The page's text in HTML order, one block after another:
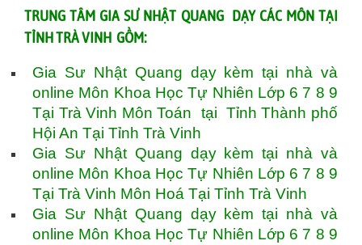
TRUNG TÂM GIA SƯ NHẬT QUANG DẠY CÁC MÔN TẠI
TỈNH TRÀ VINH GỒM:
Gia Sư Nhật Quang dạy kèm tại nhà và
online Môn Khoa Học Tự Nhiên Lớp 6 7 8 9
Tại Trà Vinh Môn Toán tại Tỉnh Thành phố
Hội An Tại Tỉnh Trà Vinh
Gia Sư Nhật Quang dạy kèm tại nhà và
online Môn Khoa Học Tự Nhiên Lớp 6 7 8 9
Tại Trà Vinh Môn Hoá Tại Tỉnh Trà Vinh
Gia Sư Nhật Quang dạy kèm tại nhà và
online Môn Khoa Học Tự Nhiên Lớp 6 7 8 9